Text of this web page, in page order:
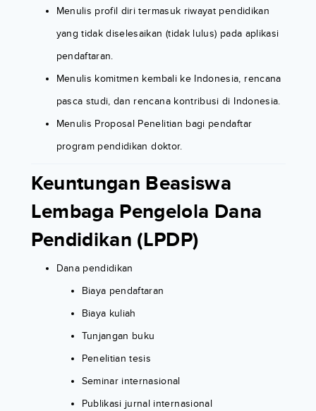
Menulis profil diri termasuk riwayat pendidikan
yang tidak diselesaikan (tidak lulus) pada aplikasi
pendaftaran.
Menulis komitmen kembali ke Indonesia, rencana
pasca studi, dan rencana kontribusi di Indonesia.
Menulis Proposal Penelitian bagi pendaftar
program pendidikan doktor.
Keuntungan Beasiswa
Lembaga Pengelola Dana
Pendidikan (LPDP)
Dana pendidikan
Biaya pendaftaran
Biaya kuliah
Tunjangan buku
Penelitian tesis
Seminar internasional
Publikasi jurnal internasional